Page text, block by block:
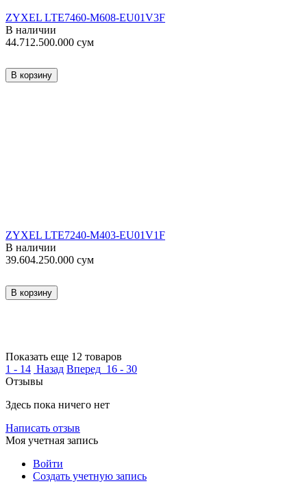
ZYXEL LTE7460-M608-EU01V3F
В наличии
44.712.500.000 сум
В корзину
ZYXEL LTE7240-M403-EU01V1F
В наличии
39.604.250.000 сум
В корзину
Показать еще 12 товаров
1 - 14 Назад Вперед 16 - 30
Отзывы
Здесь пока ничего нет
Написать отзыв
Моя учетная запись
Войти
Создать учетную запись